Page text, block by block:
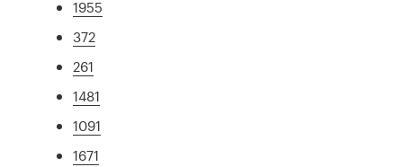
1955
372
261
1481
1091
1671